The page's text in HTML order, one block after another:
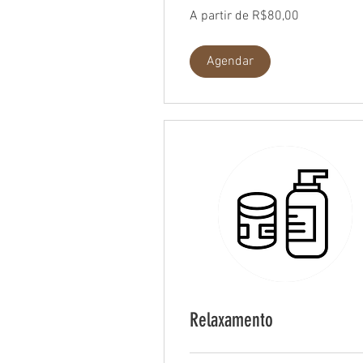
partir
A partir de R$80,00
Agendar
Relaxamento